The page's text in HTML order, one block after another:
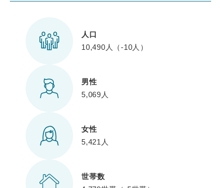
人口
10,490人（-10人）
男性
5,069人
女性
5,421人
世帯数